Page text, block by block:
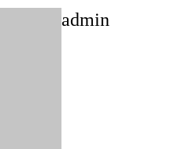
admin